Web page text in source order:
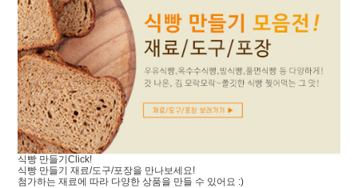
식빵 만들기Click!
식빵 만들기 재료/도구/포장을 만나보세요!
첨가하는 재료에 따라 다양한 상품을 만들 수 있어요 :)